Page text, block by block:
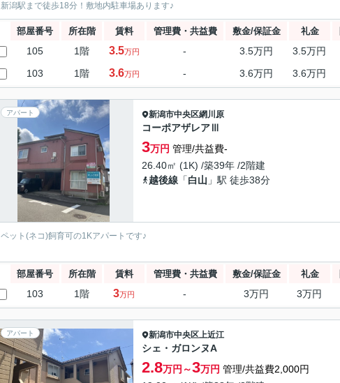
新潟駅まで徒歩18分！敷地内駐車場あります♪
部屋番号 所在階 賃料 管理費・共益費 敷金/保証金 礼金
105 1階 3.5万円 - 3.5万円 3.5万円
103 1階 3.6万円 - 3.6万円 3.6万円
アパート 新潟市中央区網川原
コーポアザレアⅢ
3万円 管理/共益費-
26.40㎡ (1K) /築39年 /2階建
越後線 「白山 」駅 徒歩38分
ペット(ネコ)飼育可の1Kアパートです♪
部屋番号 所在階 賃料 管理費・共益費 敷金/保証金 礼金
103 1階 3万円 - 3万円 3万円
アパート 新潟市中央区上近江
シェ・ガロンヌA
2.8万円～3万円 管理/共益費2,000円